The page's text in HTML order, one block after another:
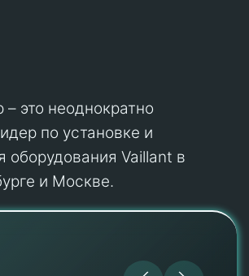
это неоднократно
по установке и
оборудования Vaillant в
и Москве.